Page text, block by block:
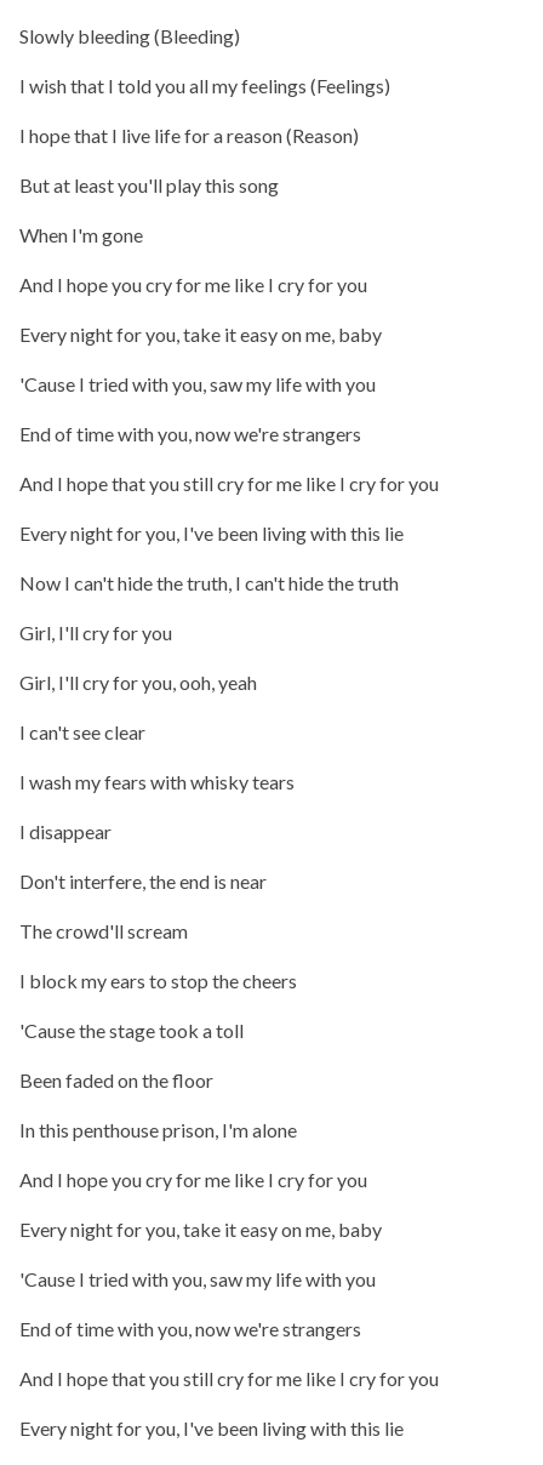
Slowly bleeding (Bleeding)
I wish that I told you all my feelings (Feelings)
I hope that I live life for a reason (Reason)
But at least you'll play this song
When I'm gone
And I hope you cry for me like I cry for you
Every night for you, take it easy on me, baby
'Cause I tried with you, saw my life with you
End of time with you, now we're strangers
And I hope that you still cry for me like I cry for you
Every night for you, I've been living with this lie
Now I can't hide the truth, I can't hide the truth
Girl, I'll cry for you
Girl, I'll cry for you, ooh, yeah
I can't see clear
I wash my fears with whisky tears
I disappear
Don't interfere, the end is near
The crowd'll scream
I block my ears to stop the cheers
'Cause the stage took a toll
Been faded on the floor
In this penthouse prison, I'm alone
And I hope you cry for me like I cry for you
Every night for you, take it easy on me, baby
'Cause I tried with you, saw my life with you
End of time with you, now we're strangers
And I hope that you still cry for me like I cry for you
Every night for you, I've been living with this lie